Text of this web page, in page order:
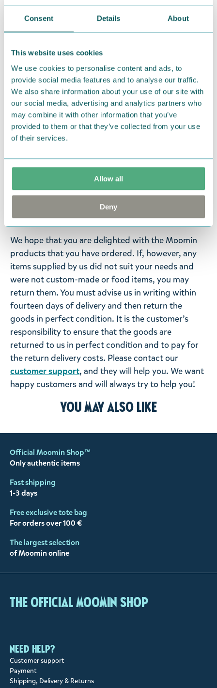
Consent Details About
This website uses cookies
We use cookies to personalise content and ads, to
provide social media features and to analyse our traffic.
We also share information about your use of our site with
our social media, advertising and analytics partners who
may combine it with other information that you’ve
provided to them or that they’ve collected from your use
of their services.
Allow all
Deny
puutarhanhoitoon on lempeä, ja aina on myös lupa
Johanna Vireaho on pihaan ja puutarhaan
erikoistunut toimittaja. Hän on kirjoittanut lukuisia
puutarhanhoitoon ja kasveihin liittyviä tietokirjoja
sekä artikkeleita eri aikakaus- ja puutarhalehtiin.
Anni Pöyhtäri on kuvittaja ja graafinen suunnittelija,
jonka upeat nelivärikuvat ovat tuttuja myös kiitosta
keränneestä Muumi luonto -sarjasta sekä
Language: Finnish.
Return Policy
We hope that you are delighted with the Moomin
products that you have ordered. If, however, any
items supplied by us did not suit your needs and
were not custom-made or food items, you may
return them. You must advise us in writing within
fourteen days of delivery and then return the
goods in perfect condition. It is the customer’s
responsibility to ensure that the goods are
returned to us in perfect condition and to pay for
the return delivery costs. Please contact our
customer support, and they will help you. We want
happy customers and will always try to help you!
You may also like
Official Moomin Shop™
Only authentic items
Fast shipping
1-3 days
Free exclusive tote bag
For orders over 100 €
The largest selection
of Moomin online
The Official Moomin Shop
Need help?
Customer support
Payment
Shipping, Delivery & Returns